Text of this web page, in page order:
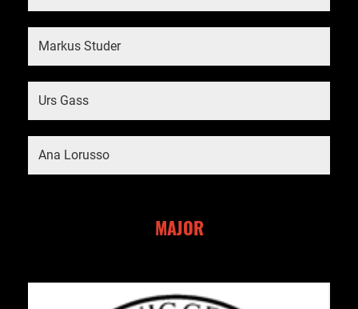
Markus Studer
Urs Gass
Ana Lorusso
MAJOR